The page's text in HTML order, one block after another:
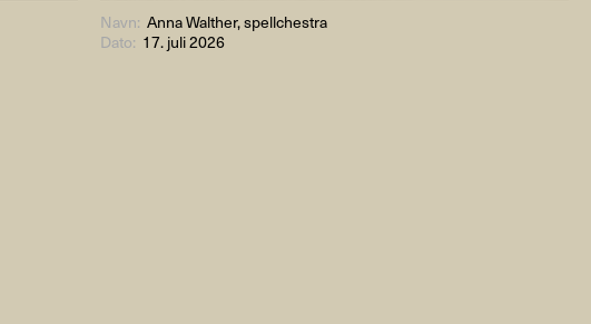
Navn: Anna Walther, spellchestra
Dato: 17. juli 2026